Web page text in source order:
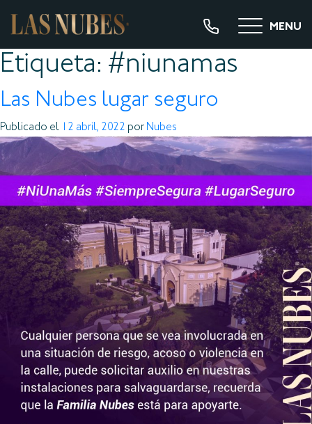
MENU
Etiqueta: #niunamas
Las Nubes lugar seguro
Publicado el 12 abril, 2022 por Nubes